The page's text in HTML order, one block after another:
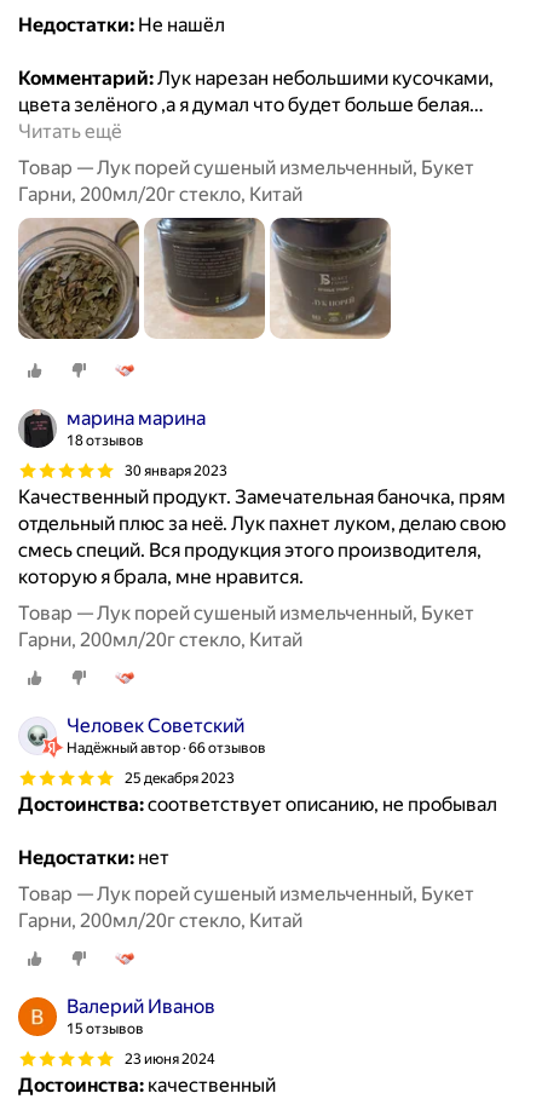
Недостатки: Не нашёл
Комментарий:Лук нарезан небольшими кусочками,
цвета зелёного ,а я думал что будет больше белая…
Читать ещё
Товар — Лук порей сушеный измельченный, Букет
Гарни, 200мл/20г стекло, Китай
марина марина
18 отзывов
30 января 2023
Качественный продукт. Замечательная баночка, прям
отдельный плюс за неë. Лук пахнет луком, делаю свою
смесь специй. Вся продукция этого производителя,
которую я брала, мне нравится.
Товар — Лук порей сушеный измельченный, Букет
Гарни, 200мл/20г стекло, Китай
Человек Советский
Надёжный автор 66 отзывов
25 декабря 2023
Достоинства:соответствует описанию, не пробывал
Недостатки: нет
Товар — Лук порей сушеный измельченный, Букет
Гарни, 200мл/20г стекло, Китай
Валерий Иванов
15 отзывов
23 июня 2024
Достоинства: качественный